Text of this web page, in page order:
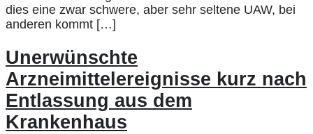
dies eine zwar schwere, aber sehr seltene UAW, bei
anderen kommt […]
Unerwünschte
Arzneimittelereignisse kurz nach
Entlassung aus dem
Krankenhaus